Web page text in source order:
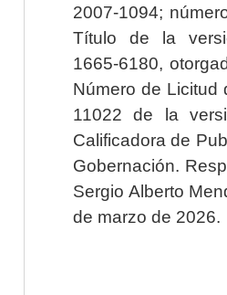
2007-1094;
Título de la
1665-6180,
Número de Licitud
11022 de la
Calificadora de
Gobernación.
Sergio Alberto
de marzo de 2026.